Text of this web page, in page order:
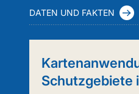
(FleKuCo)
DATEN UND FAKTEN
Schutzgebiete